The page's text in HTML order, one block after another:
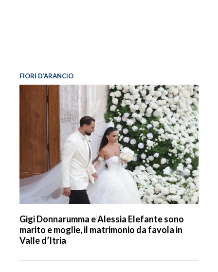
FIORI D’ARANCIO
Gigi Donnarumma e Alessia Elefante sono
marito e moglie, il matrimonio da favola in
Valle d’Itria